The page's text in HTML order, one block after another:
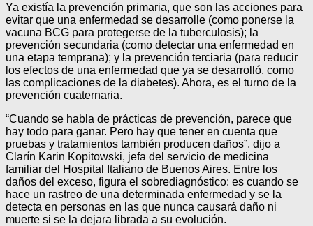
Ya existía la prevención primaria, que son las acciones para
evitar que una enfermedad se desarrolle (como ponerse la
vacuna BCG para protegerse de la tuberculosis); la
prevención secundaria (como detectar una enfermedad en
una etapa temprana); y la prevención terciaria (para reducir
los efectos de una enfermedad que ya se desarrolló, como
las complicaciones de la diabetes). Ahora, es el turno de la
prevención cuaternaria.
“Cuando se habla de prácticas de prevención, parece que
hay todo para ganar. Pero hay que tener en cuenta que
pruebas y tratamientos también producen daños”, dijo a
Clarín Karin Kopitowski, jefa del servicio de medicina
familiar del Hospital Italiano de Buenos Aires. Entre los
daños del exceso, figura el sobrediagnóstico: es cuando se
hace un rastreo de una determinada enfermedad y se la
detecta en personas en las que nunca causará daño ni
muerte si se la dejara librada a su evolución.